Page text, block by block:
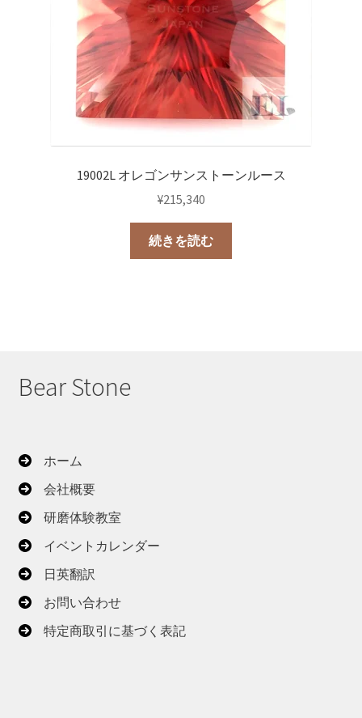
19002L オレゴンサンストーンルース
¥215,340
続きを読む
Bear Stone
ホーム
会社概要
研磨体験教室
イベントカレンダー
日英翻訳
お問い合わせ
特定商取引に基づく表記